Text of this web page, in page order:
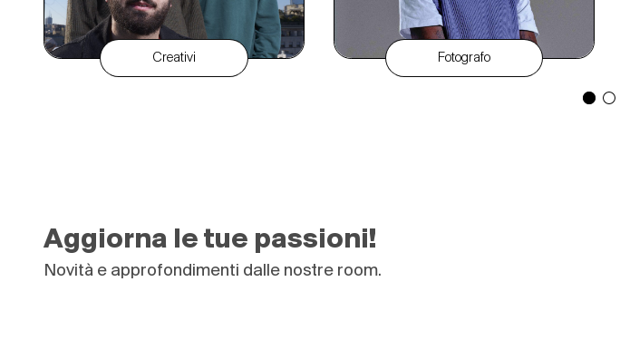
Creativi Fotografo
Aggiorna le tue passioni!
Novità e approfondimenti dalle nostre room.